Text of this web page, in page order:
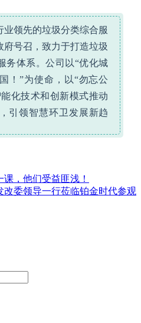
领先的垃圾分类综合服
号召，致力于打造垃圾
务体系。公司以“优化城
！”为使命，以“勿忘公
化技术和创新模式推动
引领智慧环卫发展新趋
课，他们受益匪浅！
改委领导一行莅临铂金时代参观